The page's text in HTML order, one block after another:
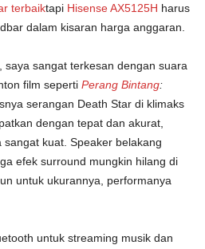
terbaiktapi Hisense AX5125H harus
dalam kisaran harga anggaran.
saya sangat terkesan dengan suara
film seperti Perang Bintang:
serangan Death Star di klimaks
dengan tepat dan akurat,
kuat. Speaker belakang
efek surround mungkin hilang di
untuk ukurannya, performanya
untuk streaming musik dan